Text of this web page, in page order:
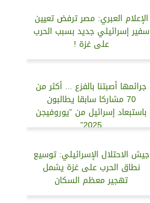
الإعلام العبري: مصر ترفض تعيين
سفير إسرائيلي جديد بسبب الحرب
على غزة !
جرائمها أصبتنا بالفزع ... أكثر من
70 مشاركا سابقا يطالبون
باستبعاد إسرائيل من ”يوروفيجن
2025”
جيش الاحتلال الإسرائيلي: توسيع
نطاق الحرب على غزة يشمل
تهجير معظم السكان